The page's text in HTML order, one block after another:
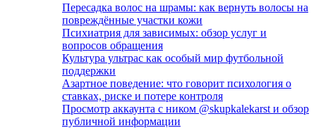
Пересадка волос на шрамы: как вернуть волосы на
повреждённые участки кожи
Психиатрия для зависимых: обзор услуг и
вопросов обращения
Культура ультрас как особый мир футбольной
поддержки
Азартное поведение: что говорит психология о
ставках, риске и потере контроля
Просмотр аккаунта с ником @skupkalekarst и обзор
публичной информации